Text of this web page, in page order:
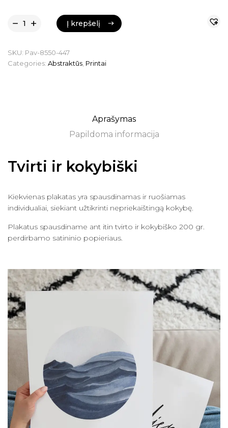
Į krepšelį
Į krepšelį
SKU: Pav-8550-447
Categories: Abstraktūs Printai
Aprašymas
Papildoma informacija
Tvirti ir kokybiški
Kiekvienas plakatas yra spausdinamas ir ruošiamas
individualiai, siekiant užtikrinti nepriekaištingą kokybę.
Plakatus spausdiname ant itin tvirto ir kokybiško 200 gr.
perdirbamo satininio popieriaus.